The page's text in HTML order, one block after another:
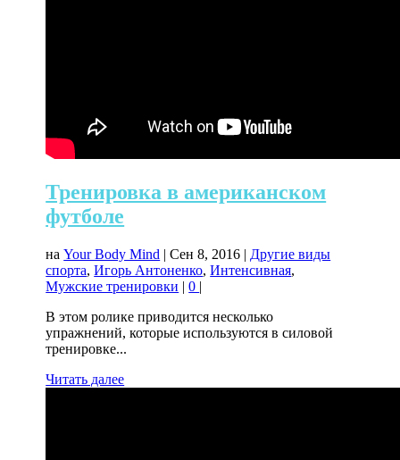
Тренировка в американском
футболе
наYour Body Mind |Сен 8, 2016 | Другие виды
спорта,Игорь Антоненко,Интенсивная,
Мужские тренировки |0 |
В этом ролике приводится несколько
упражнений, которые используются в силовой
тренировке...
Читать далее